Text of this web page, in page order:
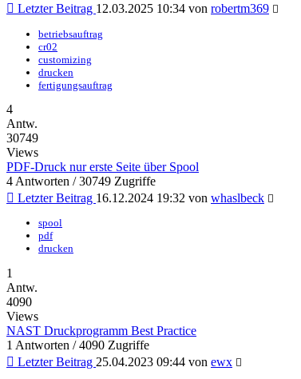
Letzter Beitrag 12.03.2025 10:34 von robertm369
betriebsauftrag
cr02
customizing
drucken
fertigungsauftrag
4
Antw.
30749
Views
PDF-Druck nur erste Seite über Spool
4 Antworten / 30749 Zugriffe
Letzter Beitrag 16.12.2024 19:32 von whaslbeck
spool
pdf
drucken
1
Antw.
4090
Views
NAST Druckprogramm Best Practice
1 Antworten / 4090 Zugriffe
Letzter Beitrag 25.04.2023 09:44 von ewx